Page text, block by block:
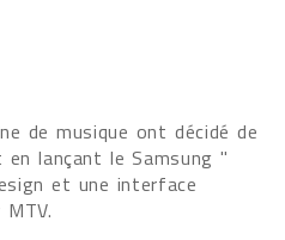
de musique ont décidé de
lançant le Samsung "
et une interface